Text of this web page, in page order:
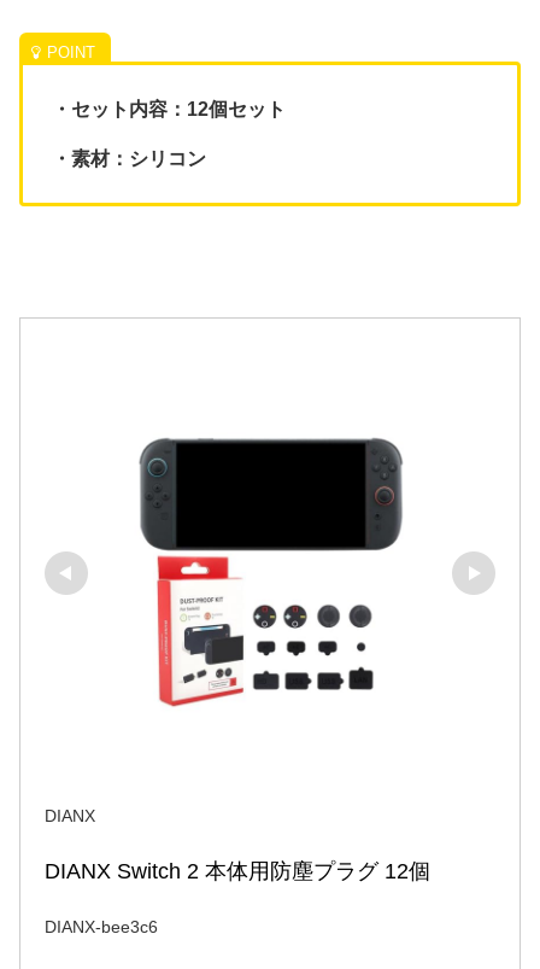
・セット内容：12個セット
・素材：シリコン
DIANX
DIANX Switch 2 本体用防塵プラグ 12個
DIANX-bee3c6